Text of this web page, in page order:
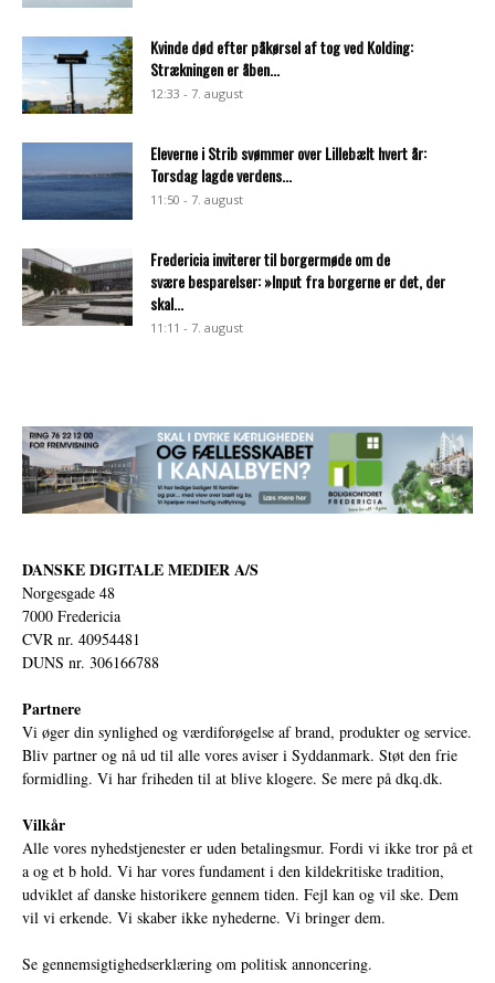
Kvinde død efter påkørsel af tog ved Kolding:
Strækningen er åben...
12:33 - 7. august
Eleverne i Strib svømmer over Lillebælt hvert år:
Torsdag lagde verdens...
11:50 - 7. august
Fredericia inviterer til borgermøde om de
svære besparelser: »Input fra borgerne er det, der
skal...
11:11 - 7. august
DANSKE DIGITALE MEDIER A/S
Norgesgade 48
7000 Fredericia
CVR nr. 40954481
DUNS nr. 306166788
Partnere
Vi øger din synlighed og værdiforøgelse af brand, produkter og service.
Bliv partner og nå ud til alle vores aviser i Syddanmark. Støt den frie
formidling. Vi har friheden til at blive klogere. Se mere på dkq.dk.
Vilkår
Alle vores nyhedstjenester er uden betalingsmur. Fordi vi ikke tror på et
a og et b hold. Vi har vores fundament i den kildekritiske tradition,
udviklet af danske historikere gennem tiden. Fejl kan og vil ske. Dem
vil vi erkende. Vi skaber ikke nyhederne. Vi bringer dem.
Se gennemsigtighedserklæring om politisk annoncering.